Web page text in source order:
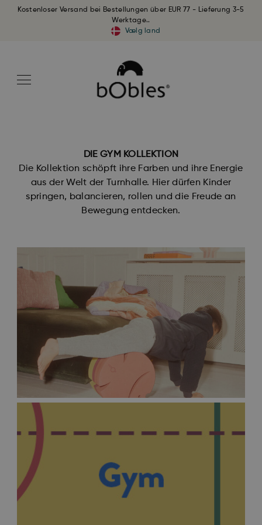
Kostenloser Versand bei Bestellungen über EUR 77 - Lieferung 3-5
Werktage..
Vælg land
DIE GYM KOLLEKTION
Die Kollektion schöpft ihre Farben und ihre Energie
aus der Welt der Turnhalle. Hier dürfen Kinder
springen, balancieren, rollen und die Freude an
Bewegung entdecken.